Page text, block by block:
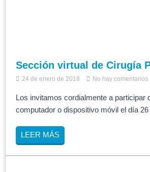
Sección virtual de Cirugía
24 de enero de 2018 No hay comentarios
Los invitamos cordialmente a participar
computador o dispositivo móvil el día 26
LEER MÁS